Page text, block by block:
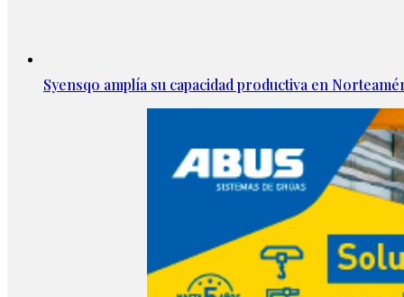
Syensqo amplía su capacidad productiva en